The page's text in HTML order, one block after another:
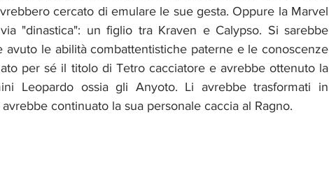
cercato di emulare le sue gesta. Oppure la Marvel
"dinastica": un figlio tra Kraven e Calypso. Si sarebbe
le abilità combattentistiche paterne e le conoscenze
per sé il titolo di Tetro cacciatore e avrebbe ottenuto la
Leopardo ossia gli Anyoto. Li avrebbe trasformati in
continuato la sua personale caccia al Ragno.